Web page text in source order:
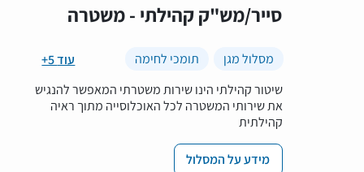
סייר/מש"ק קהילתי - משטרה
+5 עוד מסלול מגן
תומכי לחימה
שיטור קהילתי הינו שירות משטרתי המאפשר להנגיש
את שירותי המשטרה לכל האוכלוסייה מתוך ראיה
קהילתית
מידע על המסלול